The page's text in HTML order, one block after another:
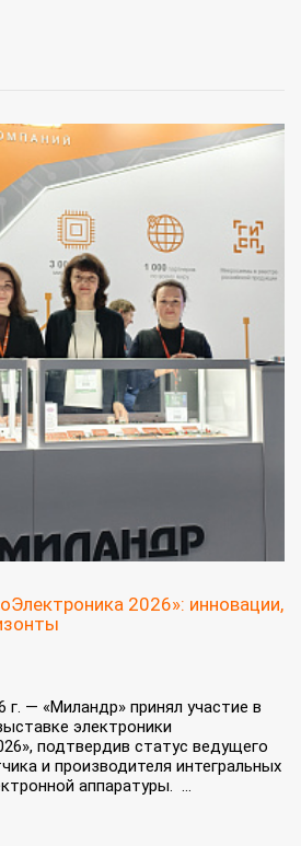
2026»: инновации,
г. — «Миландр» принял участие в
электроники
подтвердив статус ведущего
и производителя интегральных
аппаратуры. ...